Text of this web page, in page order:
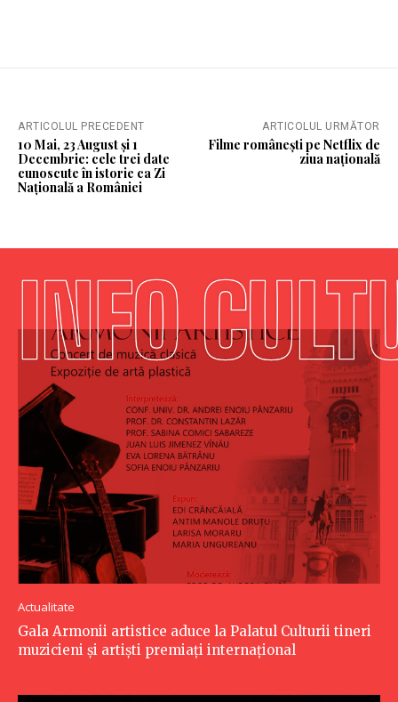
ARTICOLUL PRECEDENT
10 Mai, 23 August și 1
Decembrie: cele trei date
cunoscute în istorie ca Zi
Națională a României
ARTICOLUL URMĂTOR
Filme românești pe Netflix de
ziua națională
Actualitate
Gala Armonii artistice aduce la Palatul Culturii tineri
muzicieni și artiști premiați internațional